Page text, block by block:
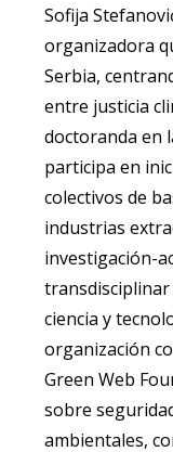
Sofija
organizadora
Serbia,
entre justicia
doctoranda en
participa en
colectivos de
industrias
investigación-
ciencia y
organización
Green Web
sobre
ambientales,